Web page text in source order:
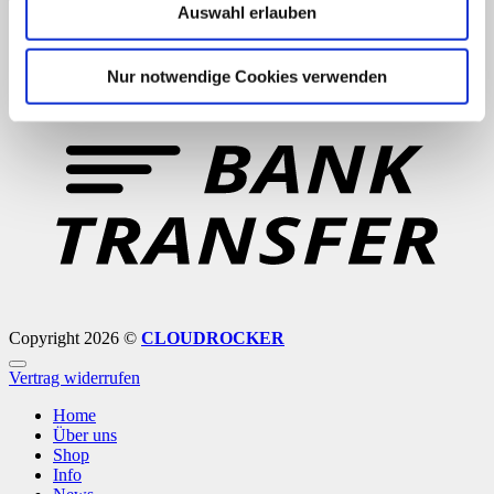
Auswahl erlauben
Nur notwendige Cookies verwenden
Copyright 2026 © CLOUDROCKER
Vertrag widerrufen
Home
Über uns
Shop
Info